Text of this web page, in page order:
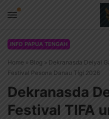
INFO PAPUA TENGAH
Home » Blog » Dekranasda Deiyai
Festival Pesona Danau Tigi 2026
Dekranasda
Festival TIFA